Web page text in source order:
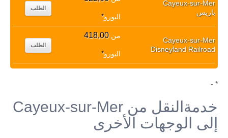
Cayeux-sur-Mer
باريس
اليورو*
الطلب
Cayeux-sur-Mer
Disneyland Railroad
من418,00
اليورو*
الطلب
* -
خدمةالنقل من Cayeux-sur-Mer
إلى الوجهات الأخرى